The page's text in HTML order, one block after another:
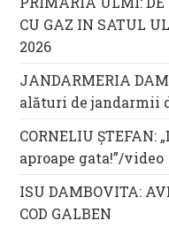
CU GAZ IN SATUL
2026
JANDARMERIA
alături de jandarmii
CORNELIU ȘTEFAN:
aproape gata!”/video
ISU DAMBOVITA:
COD GALBEN